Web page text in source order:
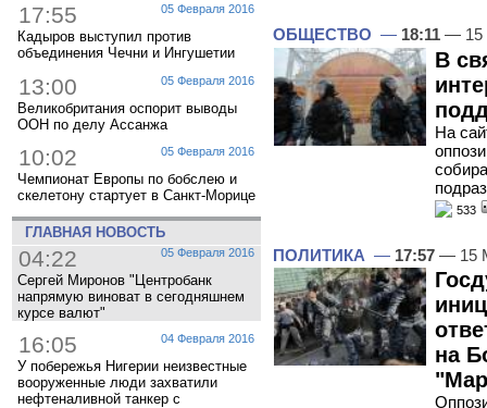
05 Февраля 2016
17:55
Кадыров выступил против
объединения Чечни и Ингушетии
05 Февраля 2016
13:00
Великобритания оспорит выводы
ООН по делу Ассанжа
05 Февраля 2016
10:02
Чемпионат Европы по бобслею и
скелетону стартует в Санкт-Морице
ГЛАВНАЯ НОВОСТЬ
05 Февраля 2016
04:22
Сергей Миронов "Центробанк
напрямую виноват в сегодняшнем
курсе валют"
04 Февраля 2016
16:05
У побережья Нигерии неизвестные
вооруженные люди захватили
нефтеналивной танкер с
ОБЩЕСТВО — 18:11 — 15
В
На
533
ПОЛИТИКА — 17:57 — 15
на